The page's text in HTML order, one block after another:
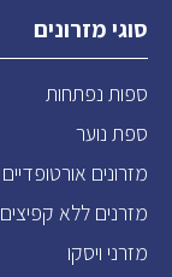
סוגי מזרונים
ספות נפתחות
ספת נוער
מזרונים אורטופדיים
מזרנים ללא קפיצים
מזרני ויסקו